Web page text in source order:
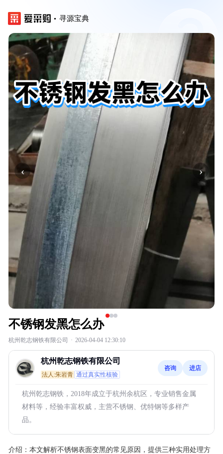
寻源宝典
‹ ›
不锈钢发黑怎么办
杭州乾志钢铁有限公司 · 2026-04-04 12:30:10
杭州乾志钢铁有限公司
法人:朱岩青 通过真实性核验
咨询 进店
杭州乾志钢铁，2018年成立于杭州余杭区，专业销售金属
材料等，经验丰富权威，主营不锈钢、优特钢等多样产
品。
介绍： 本文解析不锈钢表面变黑的常见原因，提供三种实用处理方